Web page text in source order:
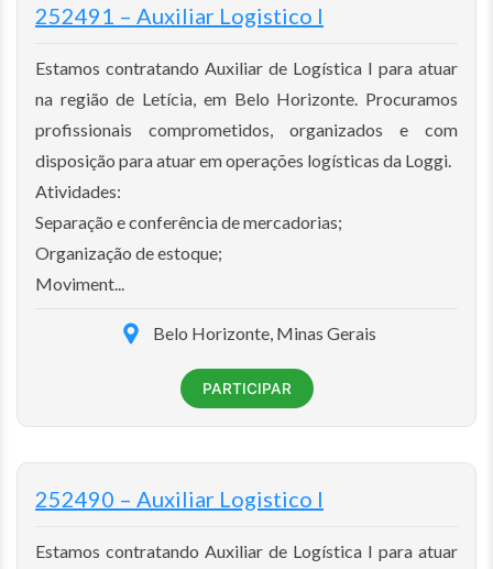
252491 – Auxiliar Logistico I
Estamos contratando Auxiliar de Logística I para atuar
na região de Letícia, em Belo Horizonte. Procuramos
profissionais comprometidos, organizados e com
disposição para atuar em operações logísticas da Loggi.
Atividades:
Separação e conferência de mercadorias;
Organização de estoque;
Moviment...
Belo Horizonte, Minas Gerais
PARTICIPAR
252490 – Auxiliar Logistico I
Estamos contratando Auxiliar de Logística I para atuar